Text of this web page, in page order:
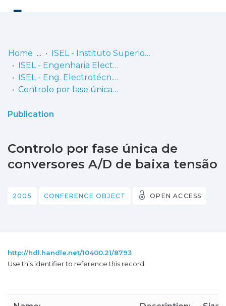
Communities
& Collections
Statistics
Home
ISEL - Instituto Superior de Engenharia de Lisboa
ISEL - Engenharia Electrotécnica
ISEL - Eng. Electrotécn. - Posters
Controlo por fase única de conversores A/D de baixa tensão
Publication
Controlo por fase única de
conversores A/D de baixa tensão
2005 CONFERENCE OBJECT OPEN ACCESS
http://hdl.handle.net/10400.21/8793
Use this identifier to reference this record.